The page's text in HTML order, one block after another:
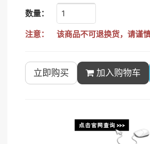
数量：
注意： 该商品不可退换货，请谨慎
立即购买 加入购物车